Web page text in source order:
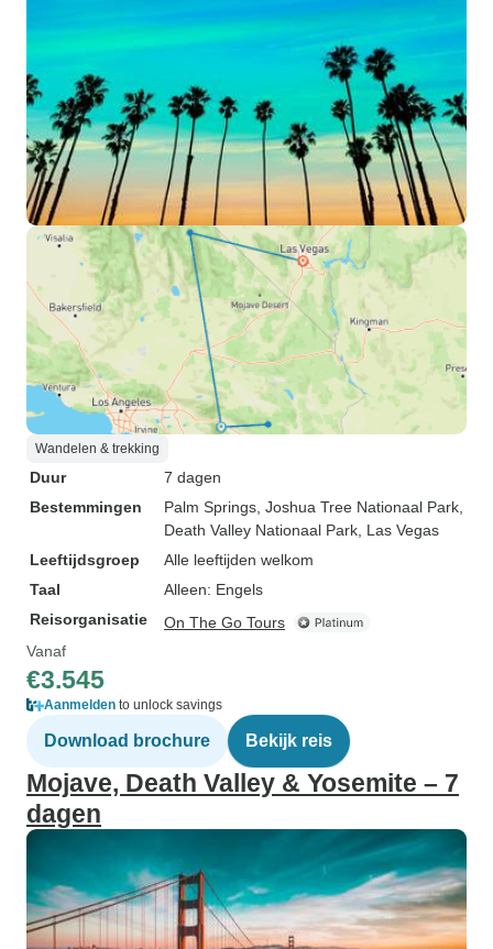
Wandelen & trekking
Duur
7 dagen
Bestemmingen
Palm Springs , Joshua Tree Nationaal Park
Death Valley Nationaal Park , Las Vegas
Leeftijdsgroep
Alle leeftijden welkom
Taal
Alleen: Engels
Reisorganisatie
On The Go Tours
Vanaf
€3.545
Aanmelden to unlock savings
Download brochure Bekijk reis
Mojave, Death Valley & Yosemite – 7
dagen